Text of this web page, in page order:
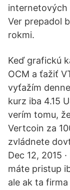
internetových
Ver prepadol
rokmi.
Keď grafickú
OCM a ťažiť
vyťažím
kurz iba 4.15
verím tomu,
Vertcoin za
zvládnete
Dec 12, 2015
máte pristup
ale ak ta